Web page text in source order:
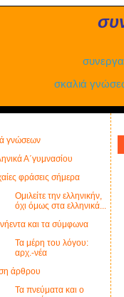
συν-e-
σκαλιά
γνώσεων
Α΄γυμνασίου
φράσεις σήμερα
Ομιλείτε την ελληνικήν,
όχι όμως στα ελληνικά...
και τα σύμφωνα
Τα μέρη του λόγου:
αρχ.-νέα
άρθρου
Τα πνεύματα και ο